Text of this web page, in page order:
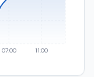
07:00 11:00